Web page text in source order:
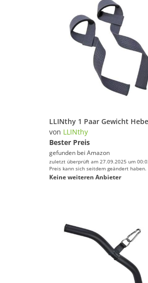
von LLINthy
Bester Preis
gefunden bei Amazon
zuletzt überprüft am 27.09.2025 um
Preis kann sich seitdem geändert haben.
Keine weiteren Anbieter